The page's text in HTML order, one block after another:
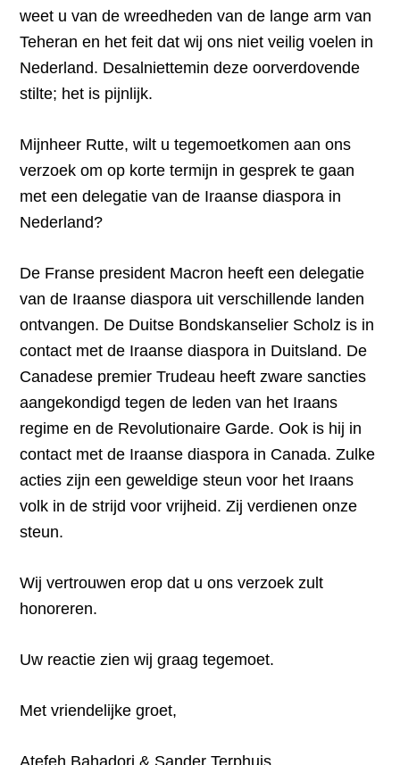
weet u van de wreedheden van de lange arm van
Teheran en het feit dat wij ons niet veilig voelen in
Nederland. Desalniettemin deze oorverdovende
stilte; het is pijnlijk.
Mijnheer Rutte, wilt u tegemoetkomen aan ons
verzoek om op korte termijn in gesprek te gaan
met een delegatie van de Iraanse diaspora in
Nederland?
De Franse president Macron heeft een delegatie
van de Iraanse diaspora uit verschillende landen
ontvangen. De Duitse Bondskanselier Scholz is in
contact met de Iraanse diaspora in Duitsland. De
Canadese premier Trudeau heeft zware sancties
aangekondigd tegen de leden van het Iraans
regime en de Revolutionaire Garde. Ook is hij in
contact met de Iraanse diaspora in Canada. Zulke
acties zijn een geweldige steun voor het Iraans
volk in de strijd voor vrijheid. Zij verdienen onze
steun.
Wij vertrouwen erop dat u ons verzoek zult
honoreren.
Uw reactie zien wij graag tegemoet.
Met vriendelijke groet,
Atefeh Bahadori & Sander Terphuis